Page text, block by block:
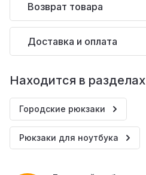
Возврат товара
Доставка и оплата
Находится в разделах
Городские рюкзаки
Рюкзаки для ноутбука